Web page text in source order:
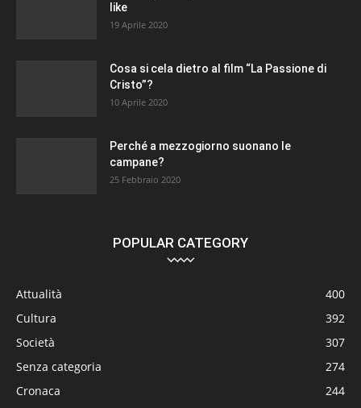
like
19 Aprile 2020
Cosa si cela dietro al film “La Passione di
Cristo”?
10 Aprile 2020
Perché a mezzogiorno suonano le
campane?
25 Febbraio 2020
POPULAR CATEGORY
Attualità
400
Cultura
392
Società
307
Senza categoria
274
Cronaca
244